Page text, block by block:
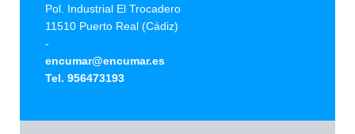
Pol. Industrial El Trocadero
11510 Puerto Real (Cádiz)
-
encumar@encumar.es
Tel. 956473193